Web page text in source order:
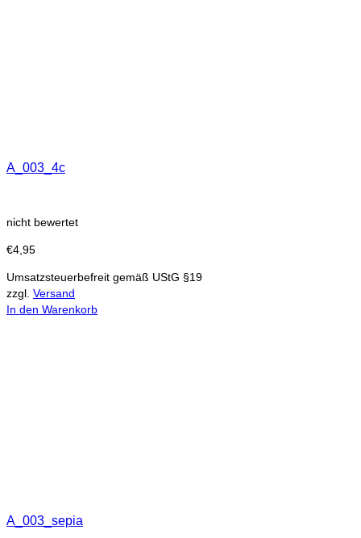
A_003_4c
nicht bewertet
€4,95
Umsatzsteuerbefreit gemäß UStG §19
zzgl. Versand
In den Warenkorb
A_003_sepia